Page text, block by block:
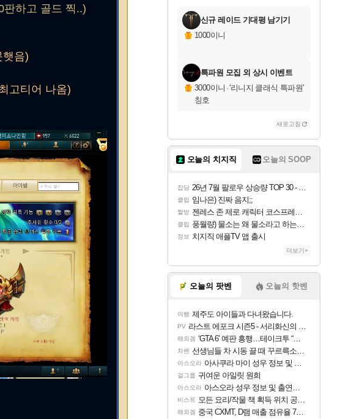
하고 골드 찍..)
햇음)
고티어 나옴)
교환.
당첨되셨습니다.
당첨되셨습니다.
당첨되셨습니다.
당첨되셨습니다.
당첨되셨습니다.
당첨되셨습니다.
에디션 (스팀코드)를 교환.
당첨되셨습니다.
신규 레이드 기대평 남기기
1000이니
특파원 모집 외 상시 이벤트
3000이니 ·'리니지 클래식 특파원'
칭호
새로고침
오늘의 치지직 오늘의 SOOP
잡담 26년 7월 팔로우 상승량 TOP 30 - 월간 치지직
클립 임나은) 진짜 음지;;
짤방 젠레스 존 제로 캐릭터 코스프레한 꽁주
클립 풍월량) 물소는 왜 물소라고 하는거야? 아! 그만 ㅋㅋ 알았어 ㅋㅋ
정보 치지직 애플TV 앱 출시
더보기+
오늘의 팟벤 오늘의 핫벤
여행 제주도 아이들과 다녀왔습니다.
PV 라스트 에포크 시즌5 - 서리화신의 분노 티저
해외겜 ‘GTA 6’ 예판 흥행…테이크투 “내부 예상 크게 넘어”
차벤 선생님들 차 시동 끌 때 꾸르륵소리나는데
아스오라 아사쿠라 마이 성우 정보 및 주요 필모
걸그룹 귀여운 아일릿 원희
아스오라 아스오라 성우 정보 및 출연작 모음
비스트 모든 요리/작물 책 획득 위치 공략 (36개) - 미식가 도전과제
해외겜 중국 CXMT, D램 매출 점유율 7%…글로벌 4위로 부상